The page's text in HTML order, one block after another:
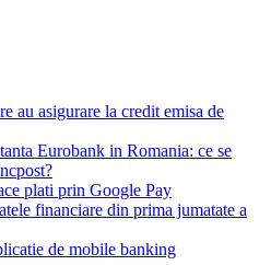
au asigurare la credit emisa de
Eurobank in Romania: ce se
plati prin Google Pay
financiare din prima jumatate a
de mobile banking